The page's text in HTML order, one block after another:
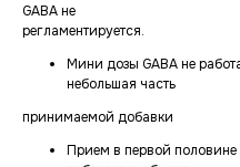
GABA не
регламентируется.
Мини дозы GABA не
небольшая часть
принимаемой добавки
Прием в первой половине